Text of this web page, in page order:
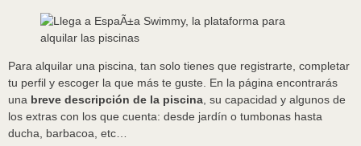
Para alquilar una piscina, tan solo tienes que registrarte, completar
tu perfil y escoger la que más te guste. En la página encontrarás
una breve descripción de la piscina , su capacidad y algunos de
los extras con los que cuenta: desde jardín o tumbonas hasta
ducha, barbacoa, etc…